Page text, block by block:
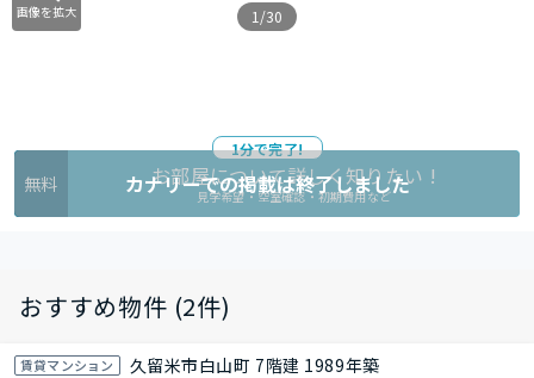
画像を拡大 1/30
1分で完了!
無料 お部屋について詳しく知りたい !
見学希望・空室確認・初期費用など
カナリーでの掲載は終了しました
おすすめ物件 (2件)
賃貸マンション 久留米市白山町 7階建 1989年築